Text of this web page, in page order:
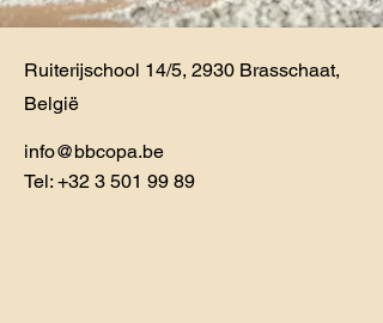
Ruiterijschool 14/5, 2930 Brasschaat,
België
info@bbcopa.be
Tel: +32 3 501 99 89